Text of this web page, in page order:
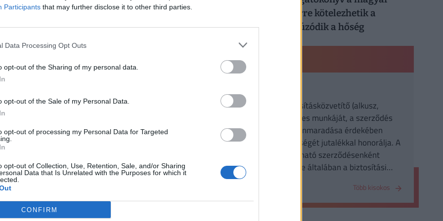
Participants that may further disclose it to other third parties.
Data Processing Opt Outs
opt-out of the Sharing of my personal data.
opt-out of the Sale of my Personal Data.
opt-out of processing my Personal Data for Targeted
opt-out of Collection, Use, Retention, Sale, and/or Sharing
Data that Is Unrelated with the Purposes for which it
CONFIRM
erre készül a Tisza Párt, sokan
2026 őszéig eltüntetné az épületeket borító
egyhamar nem lesz egyetértés?
a helyi közösségi közlekedés állami
visszatelepítését sürgeti a Magyar
egyetlen boltban sem lehet majd piát
este 10 és reggel 6 óra között a boltokban és a
munkahelyeken: erre kötelezhetik a
dolgozókat, ha elhúzódik a hőség
PÉNZÜGYI KISOKOS
a biztosító a biztosításközvetítő (alkusz,
ügynök) eredményes munkáját, a szerződés
létrejötte vagy fennmaradása érdekében
kifejtett tevékenységét jutalékkal honorálja. A
jutalék megállapítható szerződésenként
(darabjutalék) is, de általában a biztosítási
összeghez igazodik.
Több kisokos